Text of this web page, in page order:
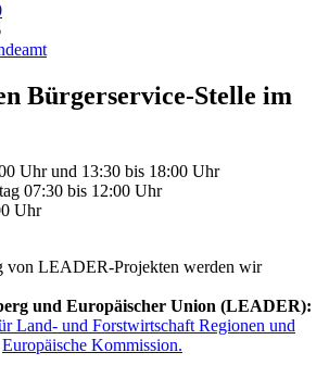
Bürgerservice-Stelle im
Uhr und 13:30 bis 18:00 Uhr
07:30 bis 12:00 Uhr
Uhr
von LEADER-Projekten werden wir
und Europäischer Union (LEADER):
Land- und Forstwirtschaft Regionen und
Europäische Kommission.